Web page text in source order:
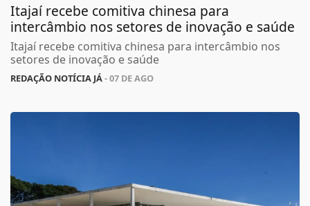
Itajaí recebe comitiva chinesa para
intercâmbio nos setores de inovação e saúde
Itajaí recebe comitiva chinesa para intercâmbio nos
setores de inovação e saúde
REDAÇÃO NOTÍCIA JÁ- 07 DE AGO